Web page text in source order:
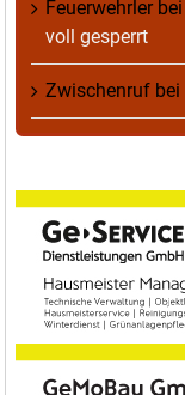
Feuerwehrlerbei
voll gesperrt
Zwischenruf bei